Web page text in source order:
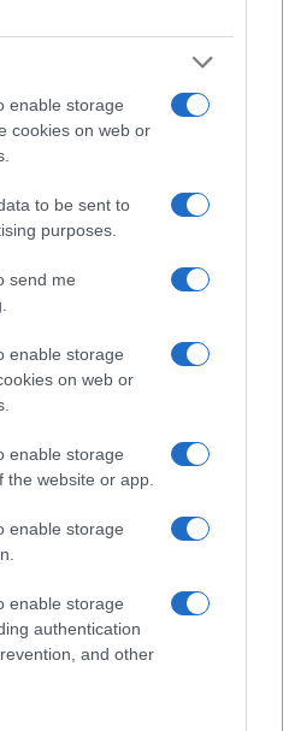
enable storage
cookies on web or
to be sent to
purposes.
send me
enable storage
on web or
enable storage
the website or app.
enable storage
enable storage
authentication
and other
dei film
più lette
dei film
cercati
cinema
del sito
Policy
per tema
autori
web dedicato a frasi,
del web (137.905 frasi in
La riproduzione dei testi è